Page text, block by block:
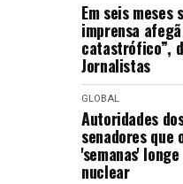
Em seis meses
imprensa
catastrófico”,
Jornalistas
GLOBAL
Autoridades
senadores que
'semanas'
nuclear